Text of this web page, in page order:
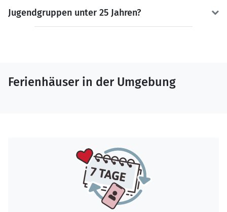
Jugendgruppen unter 25 Jahren?
Ferienhäuser in der Umgebung